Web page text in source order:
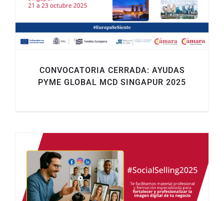
CONVOCATORIA CERRADA: AYUDAS
PYME GLOBAL MCD SINGAPUR 2025